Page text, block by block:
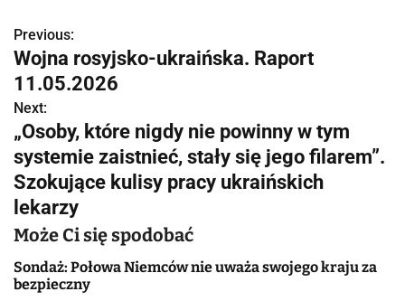
N
a
w
i
g
a
c
j
Previous:
Wojna rosyjsko-ukraińska. Raport
11.05.2026
Next:
„Osoby, które nigdy nie powinny w tym
systemie zaistnieć, stały się jego filarem”.
Szokujące kulisy pracy ukraińskich
lekarzy
Może Ci się spodobać
Sondaż: Połowa Niemców nie uważa swojego kraju za
bezpieczny